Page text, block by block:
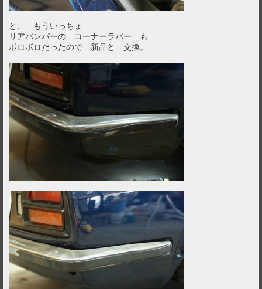
と、 もういっちょ
リアバンパーの コーナーラバー も
ボロボロだったので 新品と 交換。